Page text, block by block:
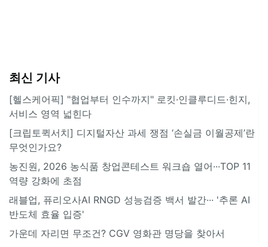
최신 기사
[헬스케어픽] "협업부터 인수까지" 로킷·인클루디드·힌지,
서비스 영역 넓힌다
[크립토퀵서치] 디지털자산 과세 쟁점 ‘손실금 이월공제’란
무엇인가요?
농진원, 2026 농식품 창업콘테스트 워크숍 열어···TOP 11
역량 강화에 초점
래블업, 퓨리오사AI RNGD 성능검증 백서 발간··· '추론 AI
반도체 효율 입증'
가운데 자리면 무조건? CGV 영화관 명당을 찾아서